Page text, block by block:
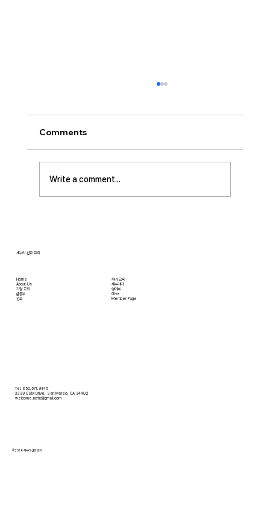
• 서대석 목자 단기 선교 8월 1일부터 13일까지
이스라엘 단기 선교를 다녀옵니다. 관심과 기도
부탁 드립니다. • 가정교회 평신도 세미나 등록
평신도 세미나가 어스틴 늘푸른교회에서 9월 25
일부터 27일까지 있습니다. 등록마감은 8월 7일
Comments
Write a comment...
Home
About Us
​가정 교회
​삶공부
​선교
자녀 교육
새누리터
영어부
Give
Member Page
Tel. 650.571.9445
3399 CSM Drive, San Mateo, CA 94402
welcome.ncmc@gmail.com
© 2026 새누리 선교 교회
새누리 선교 교회